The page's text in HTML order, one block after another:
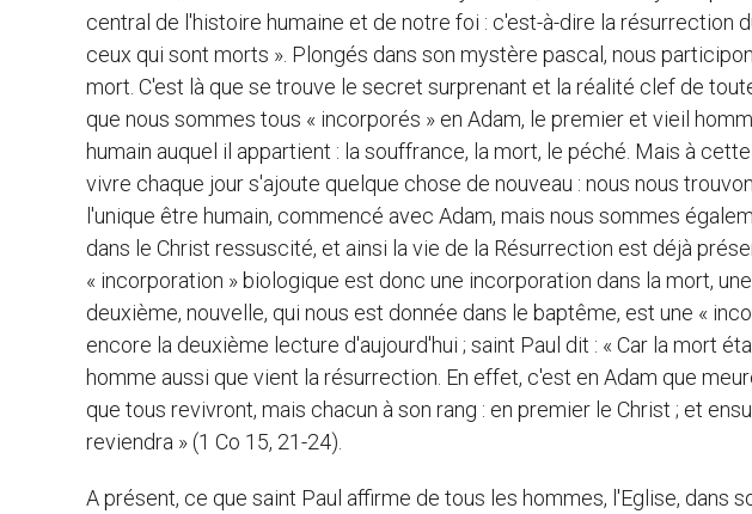
central de l'histoire humaine et de notre foi : c'est-à-dire la résurrection
ceux qui sont morts ». Plongés dans son mystère pascal, nous
mort. C'est là que se trouve le secret surprenant et la réalité clef de
que nous sommes tous « incorporés » en Adam, le premier et vieil
humain auquel il appartient : la souffrance, la mort, le péché. Mais à
vivre chaque jour s'ajoute quelque chose de nouveau : nous nous
l'unique être humain, commencé avec Adam, mais nous sommes
dans le Christ ressuscité, et ainsi la vie de la Résurrection est déjà
« incorporation » biologique est donc une incorporation dans la mort,
deuxième, nouvelle, qui nous est donnée dans le baptême, est une «
encore la deuxième lecture d'aujourd'hui ; saint Paul dit : « Car la mort
homme aussi que vient la résurrection. En effet, c'est en Adam que
que tous revivront, mais chacun à son rang : en premier le Christ ; et
reviendra » (1 Co 15, 21-24).
A présent, ce que saint Paul affirme de tous les hommes, l'Eglise, dans